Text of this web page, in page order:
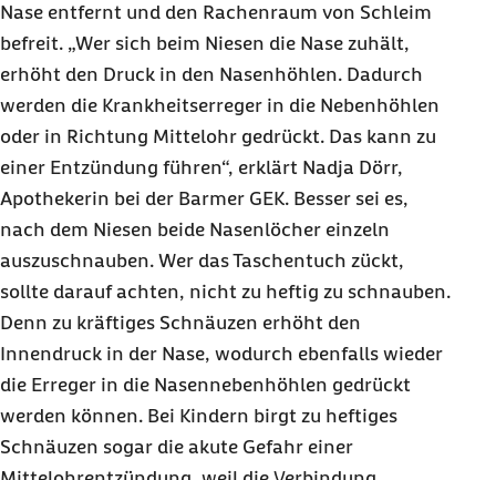
Nase entfernt und den Rachenraum von Schleim
befreit. „Wer sich beim Niesen die Nase zuhält,
erhöht den Druck in den Nasenhöhlen. Dadurch
werden die Krankheitserreger in die Nebenhöhlen
oder in Richtung Mittelohr gedrückt. Das kann zu
einer Entzündung führen“, erklärt Nadja Dörr,
Apothekerin bei der Barmer GEK. Besser sei es,
nach dem Niesen beide Nasenlöcher einzeln
auszuschnauben. Wer das Taschentuch zückt,
sollte darauf achten, nicht zu heftig zu schnauben.
Denn zu kräftiges Schnäuzen erhöht den
Innendruck in der Nase, wodurch ebenfalls wieder
die Erreger in die Nasennebenhöhlen gedrückt
werden können. Bei Kindern birgt zu heftiges
Schnäuzen sogar die akute Gefahr einer